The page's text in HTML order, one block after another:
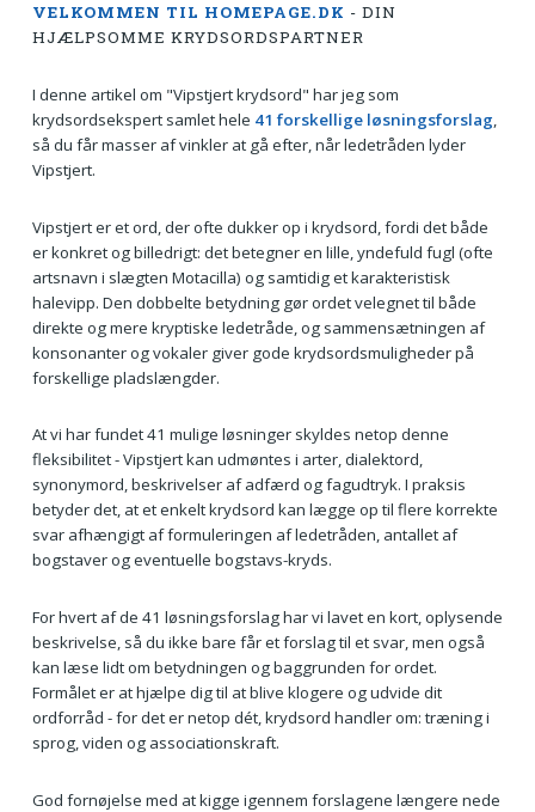
VELKOMMEN TIL HOMEPAGE.DK - DIN
HJÆLPSOMME KRYDSORDSPARTNER
I denne artikel om "Vipstjert krydsord" har jeg som
krydsordsekspert samlet hele 41 forskellige løsningsforslag,
så du får masser af vinkler at gå efter, når ledetråden lyder
Vipstjert.
Vipstjert er et ord, der ofte dukker op i krydsord, fordi det både
er konkret og billedrigt: det betegner en lille, yndefuld fugl (ofte
artsnavn i slægten Motacilla) og samtidig et karakteristisk
halevipp. Den dobbelte betydning gør ordet velegnet til både
direkte og mere kryptiske ledetråde, og sammensætningen af
konsonanter og vokaler giver gode krydsordsmuligheder på
forskellige pladslængder.
At vi har fundet 41 mulige løsninger skyldes netop denne
fleksibilitet - Vipstjert kan udmøntes i arter, dialektord,
synonymord, beskrivelser af adfærd og fagudtryk. I praksis
betyder det, at et enkelt krydsord kan lægge op til flere korrekte
svar afhængigt af formuleringen af ledetråden, antallet af
bogstaver og eventuelle bogstavs-kryds.
For hvert af de 41 løsningsforslag har vi lavet en kort, oplysende
beskrivelse, så du ikke bare får et forslag til et svar, men også
kan læse lidt om betydningen og baggrunden for ordet.
Formålet er at hjælpe dig til at blive klogere og udvide dit
ordforråd - for det er netop dét, krydsord handler om: træning i
sprog, viden og associationskraft.
God fornøjelse med at kigge igennem forslagene længere nede